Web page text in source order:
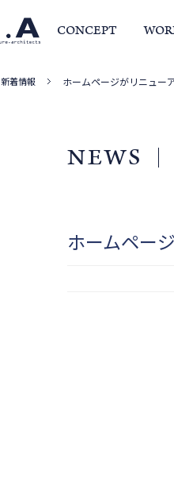
CONCEPT
事例集
サービス・家づくりの流れ
新着情報 ホームページがリニュー
NEWS
ホームペー